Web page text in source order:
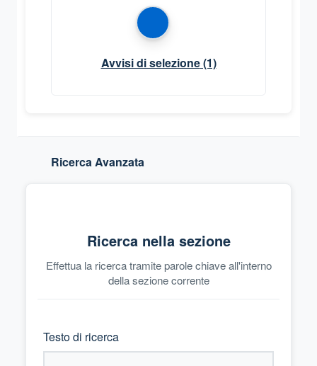
Avvisi di selezione(1)
Ricerca Avanzata
Ricerca nella sezione
Effettua la ricerca tramite parole chiave all'interno
della sezione corrente
Testo di ricerca